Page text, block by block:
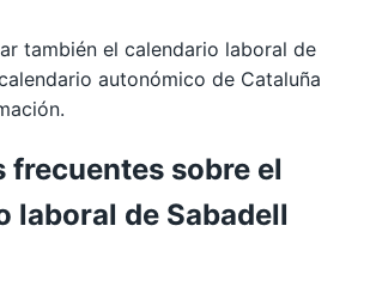
también el calendario laboral de
autonómico de Cataluña
frecuentes sobre el
laboral de Sabadell